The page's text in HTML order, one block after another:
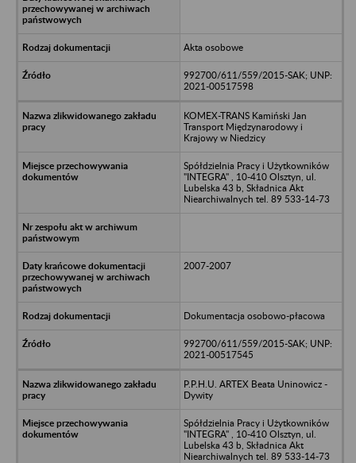
Akta osobowe
992700/611/559/2015-SAK; UNP:
2021-00517598
KOMEX-TRANS Kamiński Jan
Transport Międzynarodowy i
Krajowy w Niedzicy
Spółdzielnia Pracy i Użytkowników
"INTEGRA" , 10-410 Olsztyn, ul.
Lubelska 43 b, Składnica Akt
Niearchiwalnych tel. 89 533-14-73
2007-2007
Dokumentacja osobowo-płacowa
992700/611/559/2015-SAK; UNP:
2021-00517545
P.P.H.U. ARTEX Beata Uninowicz -
Dywity
Spółdzielnia Pracy i Użytkowników
"INTEGRA" , 10-410 Olsztyn, ul.
Lubelska 43 b, Składnica Akt
Niearchiwalnych tel. 89 533-14-73